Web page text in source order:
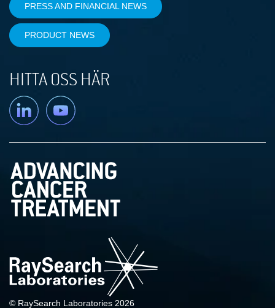
PRESS AND FINANCIAL NEWS
PRODUCT NEWS
HITTA OSS HÄR
Linkedin YouTube
© RaySearch Laboratories 2026